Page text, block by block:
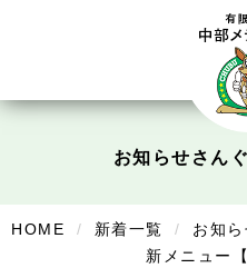
デイサービスお知らせ さん
HOME 新着一覧 お知ら
新メニュー